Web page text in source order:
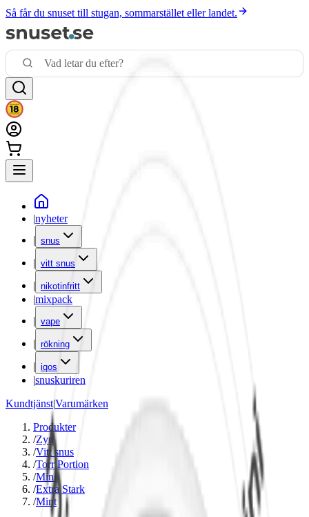
Så får du snuset till stugan, sommarstället eller landet.
|nyheter
| snus
| vitt snus
| nikotinfritt
|mixpack
| vape
| rökning
| iqos
|snuskuriren
Kundtjänst|Varumärken
Produkter
/Zyn
/Vitt snus
/Torr Portion
/Mini
/Extra Stark
/Mint